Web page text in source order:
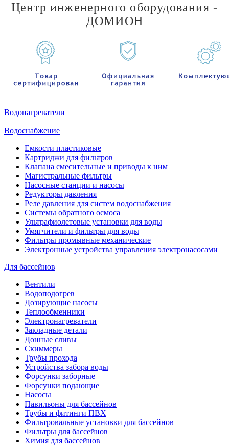
Центр инженерного оборудования -
ДОМИОН
Водонагреватели
Водоснабжение
Емкости пластиковые
Картриджи для фильтров
Клапана смесительные и приводы к ним
Магистральные фильтры
Насосные станции и насосы
Редукторы давления
Реле давления для систем водоснабжения
Системы обратного осмоса
Ультрафиолетовые установки для воды
Умягчители и фильтры для воды
Фильтры промывные механические
Электронные устройства управления электронасосами
Для бассейнов
Вентили
Водоподогрев
Дозирующие насосы
Теплообменники
Электронагреватели
Закладные детали
Донные сливы
Скиммеры
Трубы прохода
Устройства забора воды
Форсунки заборные
Форсунки подающие
Насосы
Павильоны для бассейнов
Трубы и фитинги ПВХ
Фильтровальные установки для бассейнов
Фильтры для бассейнов
Химия для бассейнов